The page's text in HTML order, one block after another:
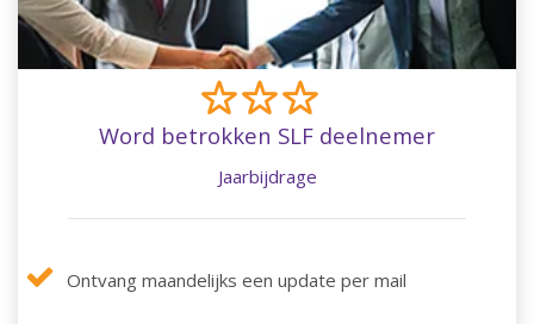
Word betrokken SLF deelnemer
Jaarbijdrage
Ontvang maandelijks een update per mail